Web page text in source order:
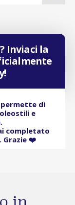
Inviaci la
permette di
e
completato
Grazie ❤️